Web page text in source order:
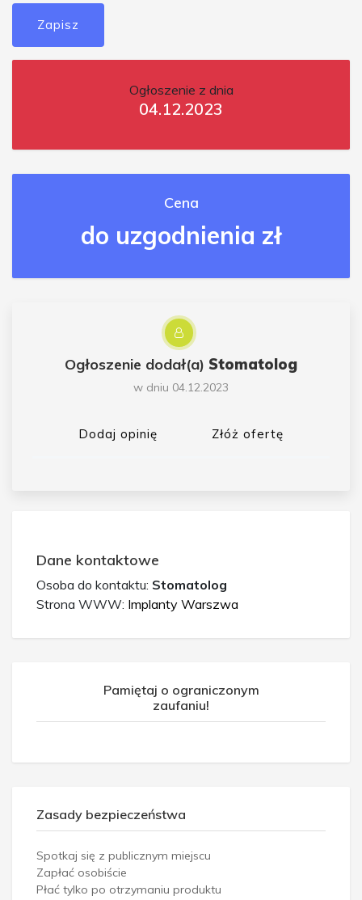
Zapisz
Ogłoszenie z dnia
04.12.2023
Cena
do uzgodnienia zł
Ogłoszenie dodał(a) Stomatolog
w dniu 04.12.2023
Dodaj opinię Złóż ofertę
Dane kontaktowe
Osoba do kontaktu: Stomatolog
Strona WWW: Implanty Warszwa
Pamiętaj o ograniczonym
zaufaniu!
Zasady bezpieczeństwa
Spotkaj się z publicznym miejscu
Zapłać osobiście
Płać tylko po otrzymaniu produktu